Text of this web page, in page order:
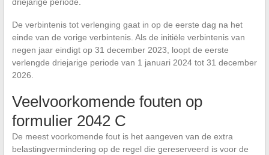
De verbintenis tot verlenging gaat in op de eerste dag na het
einde van de vorige verbintenis. Als de initiële verbintenis van
negen jaar eindigt op 31 december 2023, loopt de eerste
verlengde driejarige periode van 1 januari 2024 tot 31 december
2026.
Veelvoorkomende fouten op
formulier 2042 C
De meest voorkomende fout is het aangeven van de extra
belastingvermindering op de regel die gereserveerd is voor de